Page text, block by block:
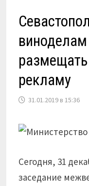
рекламу
31.01.2019 в 15:36
Сегодня, 31
заседание